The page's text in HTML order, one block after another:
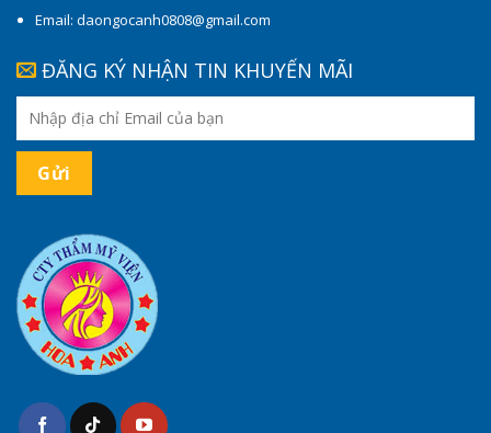
Email: daongocanh0808@gmail.com
ĐĂNG KÝ NHẬN TIN KHUYẾN MÃI